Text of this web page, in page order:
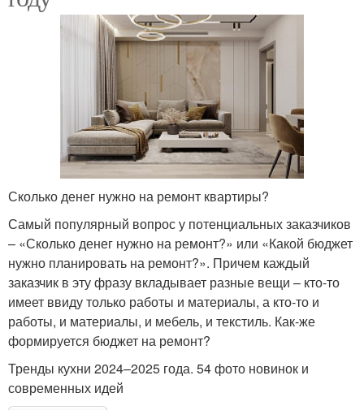
Сколько денег нужно на ремонт квартиры?
Самый популярный вопрос у потенциальных заказчиков
– «Сколько денег нужно на ремонт?» или «Какой бюджет
нужно планировать на ремонт?». Причем каждый
заказчик в эту фразу вкладывает разные вещи – кто-то
имеет ввиду только работы и материалы, а кто-то и
работы, и материалы, и мебель, и текстиль. Как-же
формируется бюджет на ремонт?
Тренды кухни 2024–2025 года. 54 фото новинок и
современных идей